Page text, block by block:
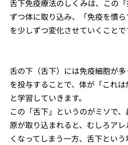
舌下免疫療法のしくみは、この
ずつ体に取り込み、「免疫を慣
を少しずつ変化させていくことで
舌の下（舌下）には免疫細胞が
を投与することで、体が「これは
と学習していきます。
この「舌下」というのがミソで
原が取り込まれると、むしろア
くなってしまう一方、舌下とい